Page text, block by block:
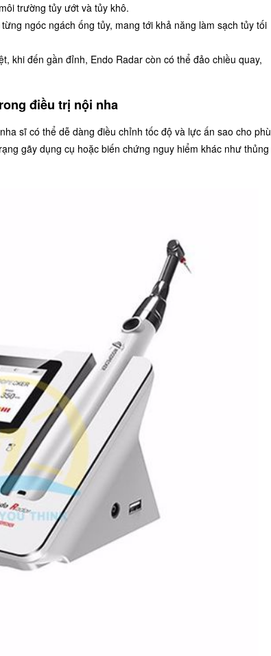
trường tủy ướt và tủy khô.
ngóc ngách ống tủy, mang tới khả năng làm sạch tủy tối
khi đến gần đỉnh, Endo Radar còn có thể đảo chiều quay,
điều trị nội nha
sĩ có thể dễ dàng điều chỉnh tốc độ và lực ấn sao cho phù
gãy dụng cụ hoặc biến chứng nguy hiểm khác như thủng